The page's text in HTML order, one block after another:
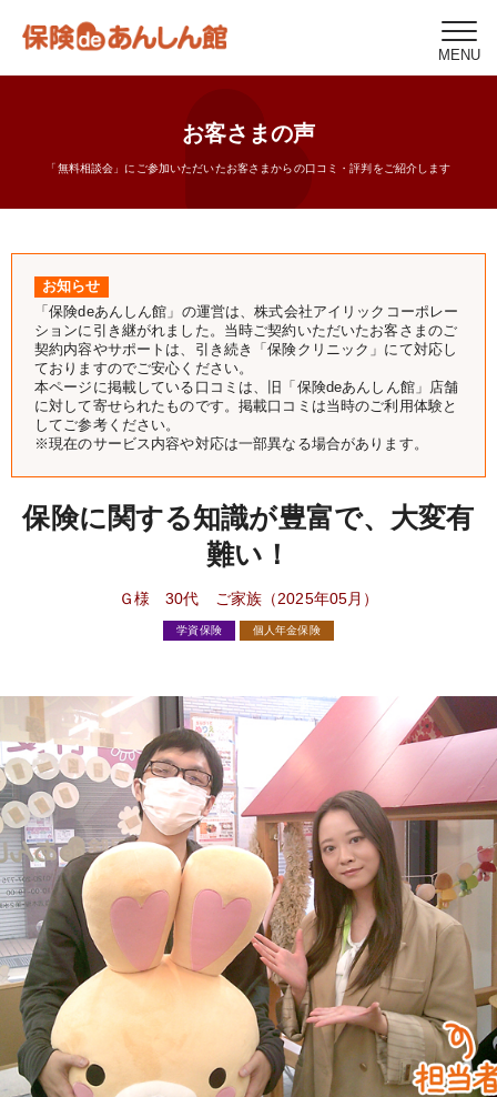
MENU
お客さまの声
「無料相談会」にご参加いただいたお客さまからの口コミ・評判をご紹介します
お知らせ
「保険deあんしん館」の運営は、株式会社アイリックコーポレー
ションに引き継がれました。当時ご契約いただいたお客さまのご
契約内容やサポートは、引き続き「保険クリニック」にて対応し
ておりますのでご安心ください。
本ページに掲載している口コミは、旧「保険deあんしん館」店舗
に対して寄せられたものです。掲載口コミは当時のご利用体験と
してご参考ください。
※現在のサービス内容や対応は一部異なる場合があります。
保険に関する知識が豊富で、大変有
難い！
Ｇ様 30代 ご家族（2025年05月）
学資保険 個人年金保険